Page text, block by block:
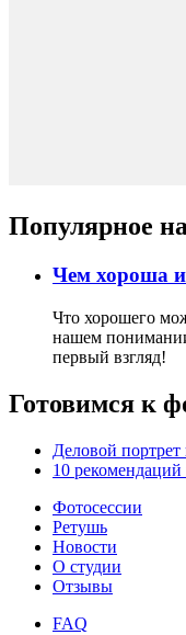
Популярное
Чем хороша
Что хорошего
нашем
первый взгляд!
Готовимся к
Деловой
10
Фотосессии
Ретушь
Новости
О студии
Отзывы
FAQ